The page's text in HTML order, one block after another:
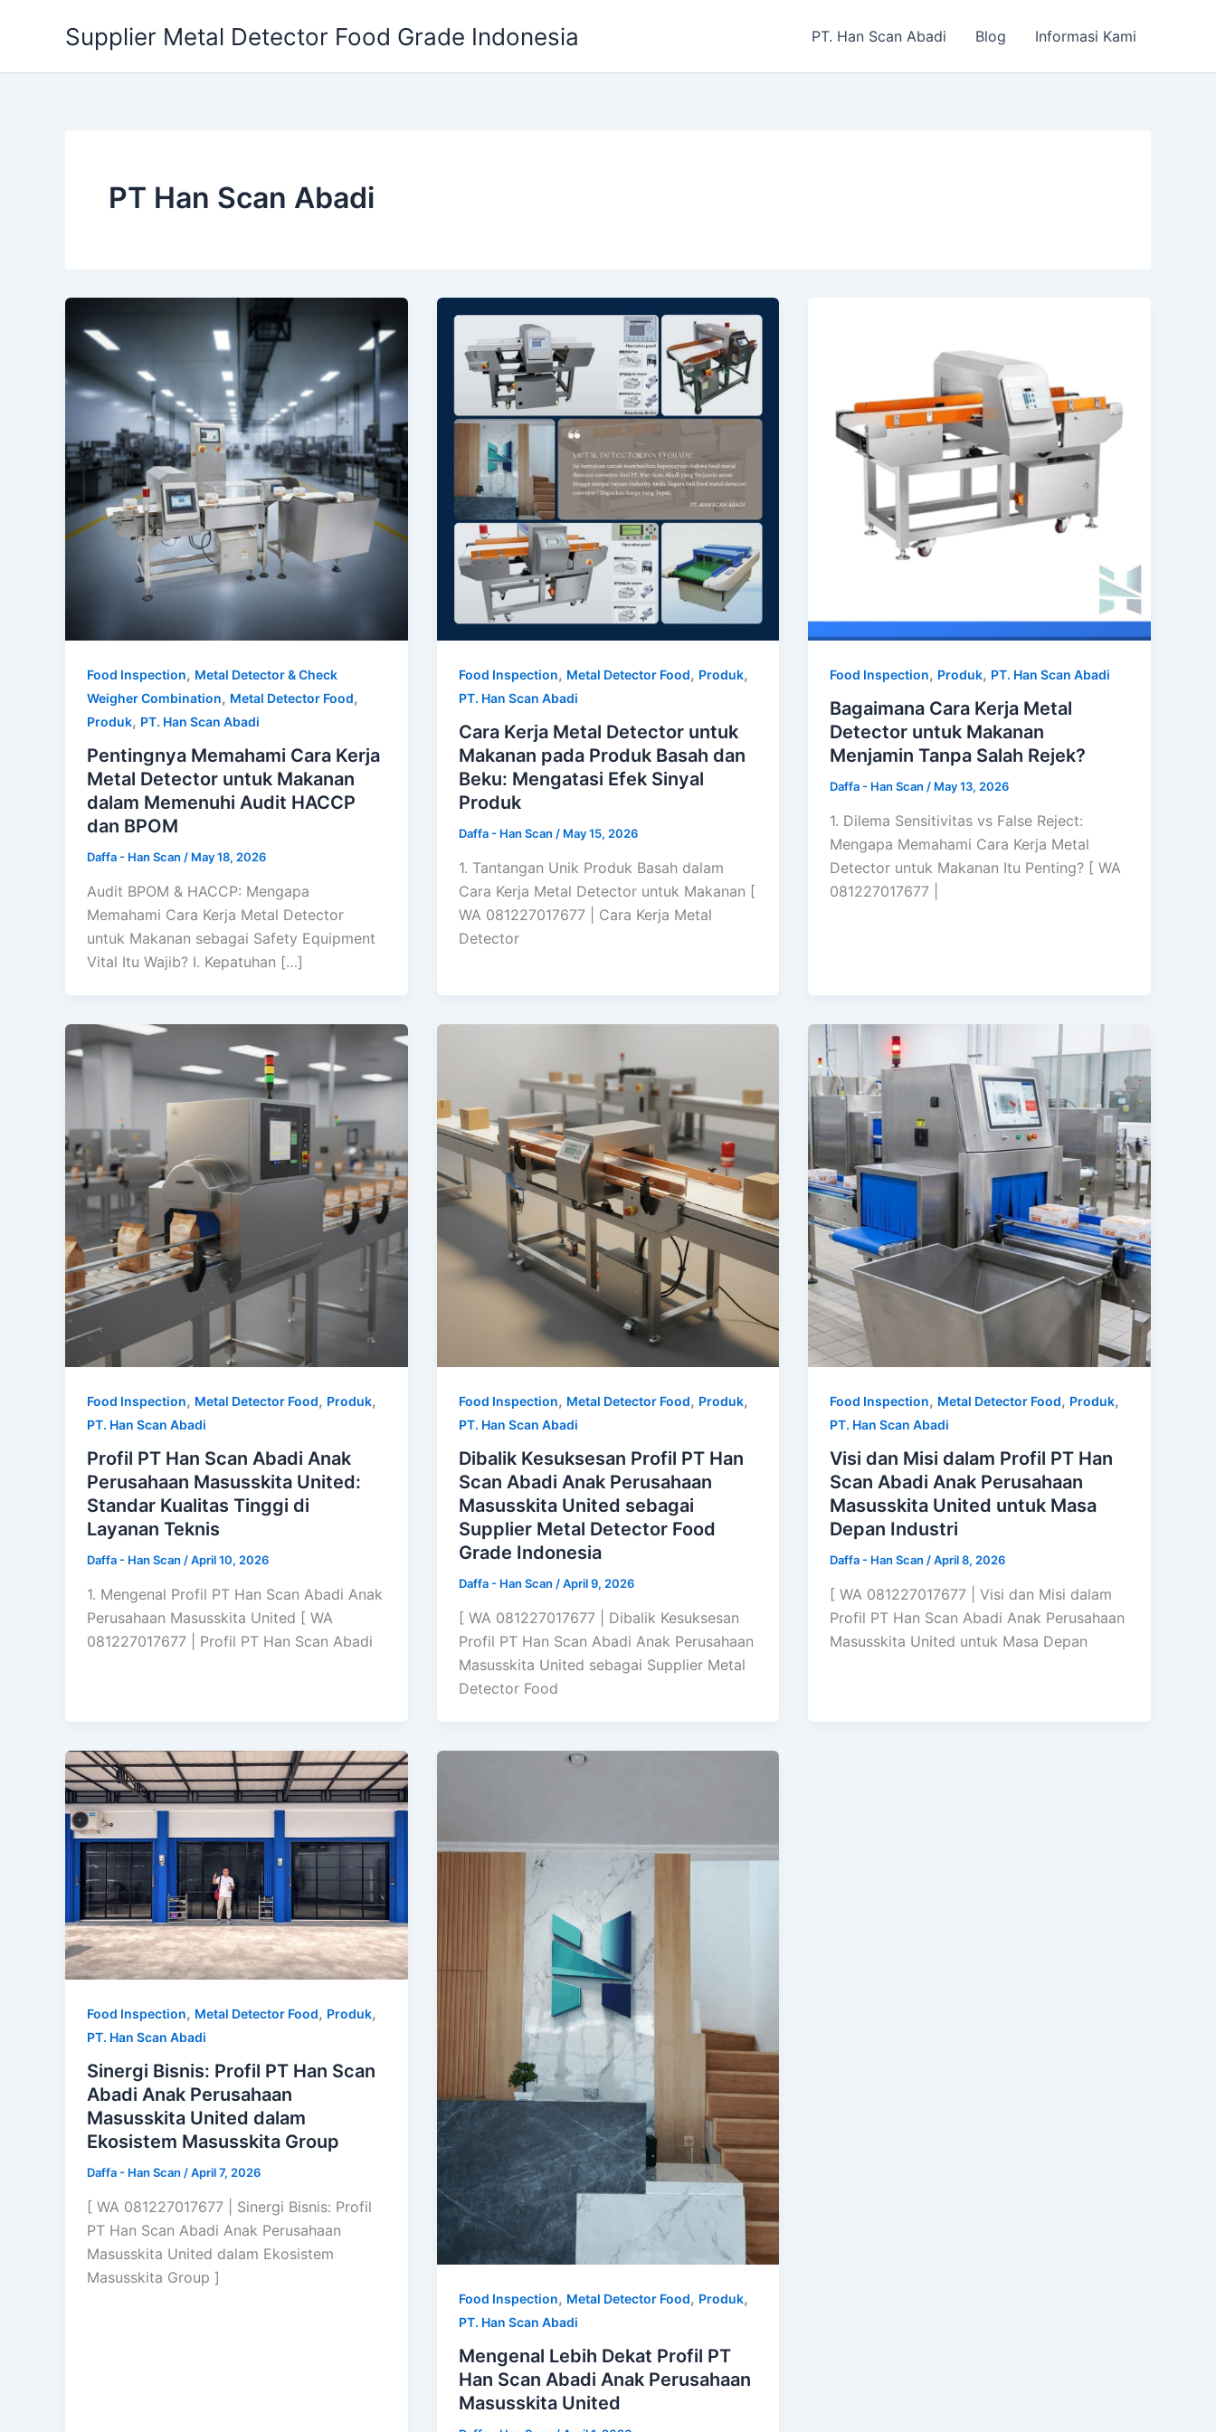
Supplier Metal Detector Food Grade Indonesia PT. Han Scan Abadi Blog Informasi Kami
PT Han Scan Abadi
Food Inspection, Metal Detector & Check
Weigher Combination, Metal Detector Food,
Produk, PT. Han Scan Abadi
Pentingnya Memahami Cara Kerja
Metal Detector untuk Makanan
dalam Memenuhi Audit HACCP
dan BPOM
Daffa - Han Scan / May 18, 2026
Audit BPOM & HACCP: Mengapa
Memahami Cara Kerja Metal Detector
untuk Makanan sebagai Safety Equipment
Vital Itu Wajib? I. Kepatuhan […]
Food Inspection, Metal Detector Food, Produk,
PT. Han Scan Abadi
Cara Kerja Metal Detector untuk
Makanan pada Produk Basah dan
Beku: Mengatasi Efek Sinyal
Produk
Daffa - Han Scan / May 15, 2026
1. Tantangan Unik Produk Basah dalam
Cara Kerja Metal Detector untuk Makanan [
WA 081227017677 | Cara Kerja Metal
Detector
Food Inspection, Produk, PT. Han Scan Abadi
Bagaimana Cara Kerja Metal
Detector untuk Makanan
Menjamin Tanpa Salah Rejek?
Daffa - Han Scan/ May 13, 2026
1. Dilema Sensitivitas vs False Reject:
Mengapa Memahami Cara Kerja Metal
Detector untuk Makanan Itu Penting? [ WA
081227017677 |
Food Inspection, Metal Detector Food, Produk,
PT. Han Scan Abadi
Profil PT Han Scan Abadi Anak
Perusahaan Masusskita United:
Standar Kualitas Tinggi di
Layanan Teknis
Daffa - Han Scan /April 10, 2026
1. Mengenal Profil PT Han Scan Abadi Anak
Perusahaan Masusskita United [ WA
081227017677 | Profil PT Han Scan Abadi
Food Inspection, Metal Detector Food, Produk,
PT. Han Scan Abadi
Dibalik Kesuksesan Profil PT Han
Scan Abadi Anak Perusahaan
Masusskita United sebagai
Supplier Metal Detector Food
Grade Indonesia
Daffa - Han Scan /April 9, 2026
[ WA 081227017677 | Dibalik Kesuksesan
Profil PT Han Scan Abadi Anak Perusahaan
Masusskita United sebagai Supplier Metal
Detector Food
Food Inspection, Metal Detector Food, Produk,
PT. Han Scan Abadi
Visi dan Misi dalam Profil PT Han
Scan Abadi Anak Perusahaan
Masusskita United untuk Masa
Depan Industri
Daffa - Han Scan/April 8, 2026
[ WA 081227017677 | Visi dan Misi dalam
Profil PT Han Scan Abadi Anak Perusahaan
Masusskita United untuk Masa Depan
Food Inspection, Metal Detector Food, Produk,
PT. Han Scan Abadi
Sinergi Bisnis: Profil PT Han Scan
Abadi Anak Perusahaan
Masusskita United dalam
Ekosistem Masusskita Group
Daffa - Han Scan /April 7, 2026
[ WA 081227017677 | Sinergi Bisnis: Profil
PT Han Scan Abadi Anak Perusahaan
Masusskita United dalam Ekosistem
Masusskita Group ]
Food Inspection, Metal Detector Food, Produk,
PT. Han Scan Abadi
Mengenal Lebih Dekat Profil PT
Han Scan Abadi Anak Perusahaan
Masusskita United